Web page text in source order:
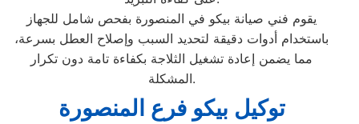
يقوم فني صيانة بيكو في المنصورة بفحص شامل للجهاز
باستخدام أدوات دقيقة لتحديد السبب وإصلاح العطل بسرعة،
مما يضمن إعادة تشغيل الثلاجة بكفاءة تامة دون تكرار
المشكلة.
توكيل بيكو فرع المنصورة